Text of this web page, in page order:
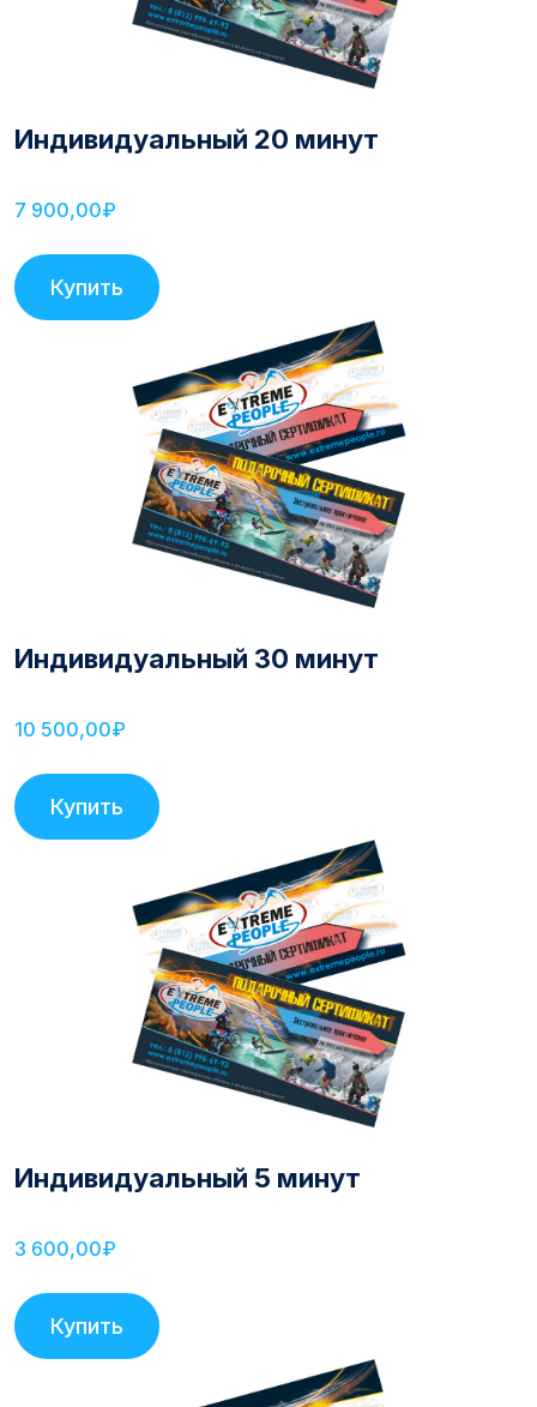
Индивидуальный 20 минут
7 900,00₽
Купить
Индивидуальный 30 минут
10 500,00₽
Купить
Индивидуальный 5 минут
3 600,00₽
Купить